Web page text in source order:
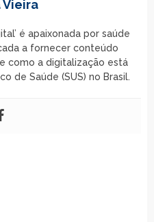
Vieira
é apaixonada por saúde
a fornecer conteúdo
como a digitalização está
de Saúde (SUS) no Brasil.